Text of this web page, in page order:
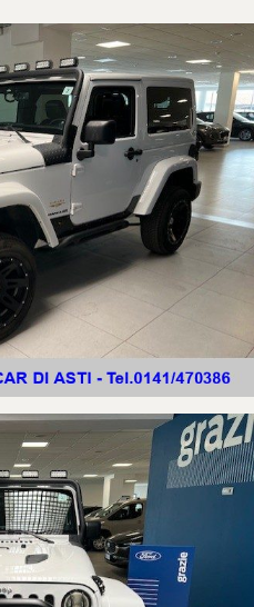
e delle caratteristiche riportati
di un consulente alle vendite al fine
VISITATE